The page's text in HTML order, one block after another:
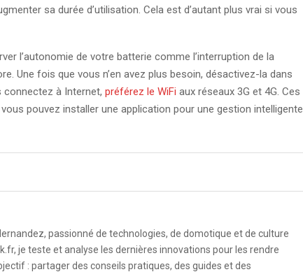
sa durée d’utilisation. Cela est d’autant plus vrai si vous
l’autonomie de votre batterie comme l’interruption de la
Une fois que vous n’en avez plus besoin, désactivez-la dans
connectez à Internet, préférez le WiFi aux réseaux 3G et 4G. Ces
pouvez installer une application pour une gestion intelligente
passionné de technologies, de domotique et de culture
je teste et analyse les dernières innovations pour les rendre
: partager des conseils pratiques, des guides et des